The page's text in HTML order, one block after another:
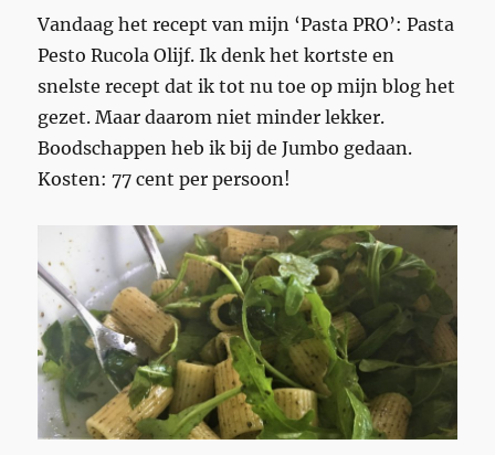
Vandaag het recept van mijn ‘Pasta PRO’: Pasta
Pesto Rucola Olijf. Ik denk het kortste en
snelste recept dat ik tot nu toe op mijn blog het
gezet. Maar daarom niet minder lekker.
Boodschappen heb ik bij de Jumbo gedaan.
Kosten: 77 cent per persoon!